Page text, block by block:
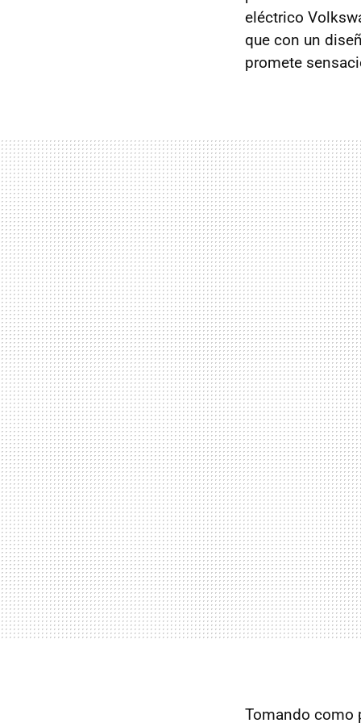
eléctrico
que con un
promete
Tomando como